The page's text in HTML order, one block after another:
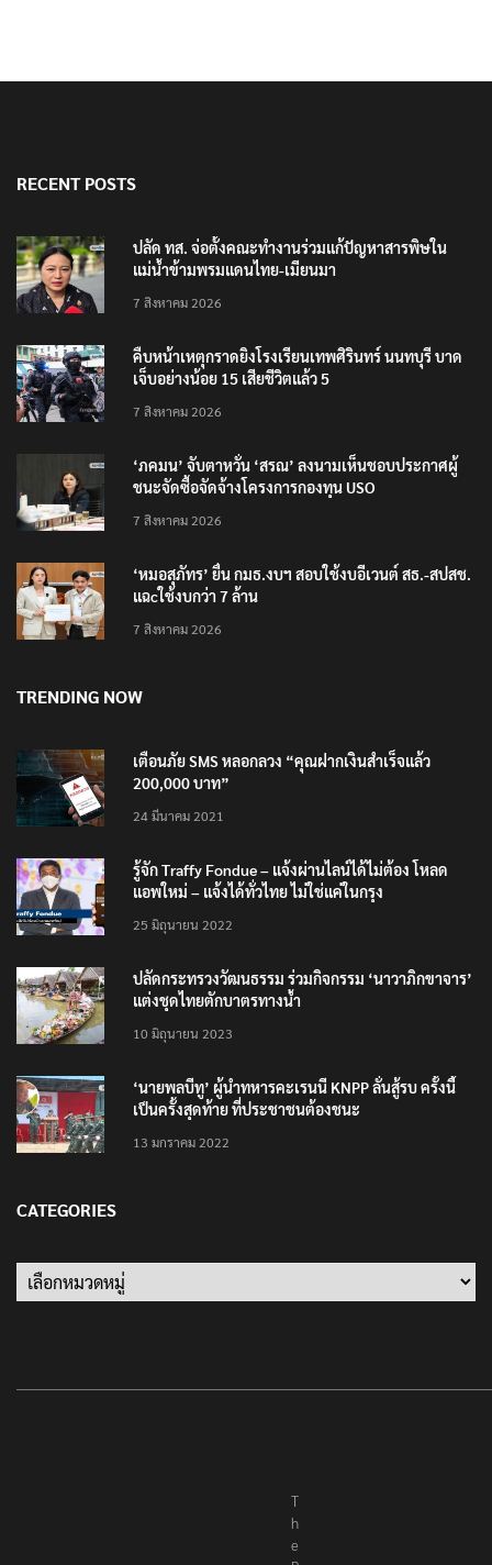
RECENT POSTS
ปลัด ทส. จ่อตั้งคณะทำงานร่วมแก้ปัญหาสารพิษใน
แม่น้ำข้ามพรมแดนไทย-เมียนมา
7 สิงหาคม 2026
คืบหน้าเหตุกราดยิงโรงเรียนเทพศิรินทร์ นนทบุรี บาด
เจ็บอย่างน้อย 15 เสียชีวิตแล้ว 5
7 สิงหาคม 2026
‘ภคมน’ จับตาหวั่น ‘สรณ’ ลงนามเห็นชอบประกาศผู้
ชนะจัดซื้อจัดจ้างโครงการกองทุน USO
7 สิงหาคม 2026
‘หมอสุภัทร’ ยื่น กมธ.งบฯ สอบใช้งบอีเวนต์ สธ.-สปสช.
แฉcใช้งบกว่า 7 ล้าน
7 สิงหาคม 2026
TRENDING NOW
เตือนภัย SMS หลอกลวง “คุณฝากเงินสำเร็จแล้ว
200,000 บาท”
24 มีนาคม 2021
รู้จัก Traffy Fondue – แจ้งผ่านไลน์ได้ไม่ต้อง โหลด
แอพใหม่ – แจ้งได้ทั่วไทย ไม่ใช่แค่ในกรุง
25 มิถุนายน 2022
ปลัดกระทรวงวัฒนธรรม ร่วมกิจกรรม ‘นาวาภิกขาจาร’
แต่งชุดไทยตักบาตรทางน้ำ
10 มิถุนายน 2023
‘นายพลบีทู’ ผู้นำทหารคะเรนนี KNPP ลั่นสู้รบ ครั้งนี้
เป็นครั้งสุดท้าย ที่ประชาชนต้องชนะ
13 มกราคม 2022
CATEGORIES
Categories
T
h
e